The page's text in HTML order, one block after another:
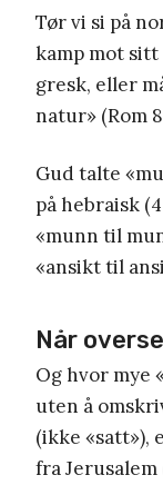
Tør vi si på
kamp mot
gresk, eller
natur» (Rom
Gud talte
på hebraisk
«munn til
«ansikt til
Når
Og hvor mye
uten å
(ikke «satt»),
fra Jerusalem